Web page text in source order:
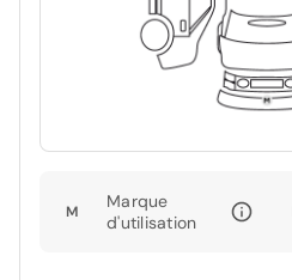
M
Marque
d'utilisation